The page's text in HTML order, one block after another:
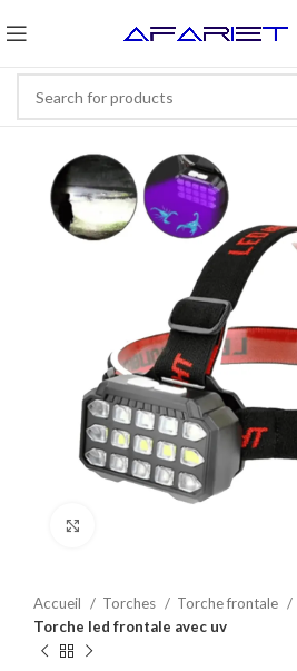
Accueil Torches
Torche frontale
Torche led frontale avec uv